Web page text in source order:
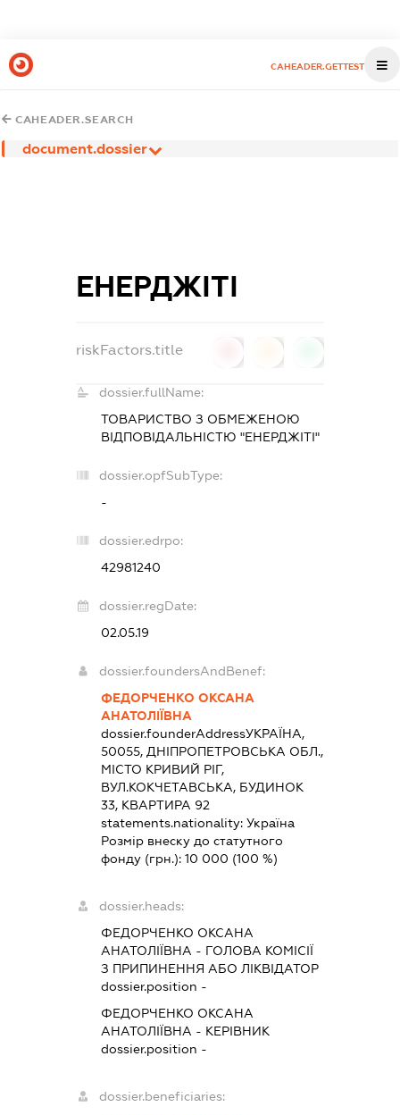
CAHEADER.GETTEST
CAHEADER.SEARCH
document.dossier
ЕНЕРДЖІТІ
riskFactors.title
dossier.fullName:
ТОВАРИСТВО З ОБМЕЖЕНОЮ
ВІДПОВІДАЛЬНІСТЮ "ЕНЕРДЖІТІ"
dossier.opfSubType:
-
dossier.edrpo:
42981240
dossier.regDate:
02.05.19
dossier.foundersAndBenef:
ФЕДОРЧЕНКО ОКСАНА
АНАТОЛІЇВНА
dossier.founderAddressУКРАЇНА,
50055, ДНІПРОПЕТРОВСЬКА ОБЛ.,
МІСТО КРИВИЙ РІГ,
ВУЛ.КОКЧЕТАВСЬКА, БУДИНОК
33, КВАРТИРА 92
statements.nationality:Україна
Розмір внеску до статутного
фонду (грн.):10 000 (100 %)
dossier.heads:
ФЕДОРЧЕНКО ОКСАНА
АНАТОЛІЇВНА - ГОЛОВА КОМІСІЇ
З ПРИПИНЕННЯ АБО ЛІКВІДАТОР
dossier.position -
ФЕДОРЧЕНКО ОКСАНА
АНАТОЛІЇВНА - КЕРІВНИК
dossier.position -
dossier.beneficiaries: